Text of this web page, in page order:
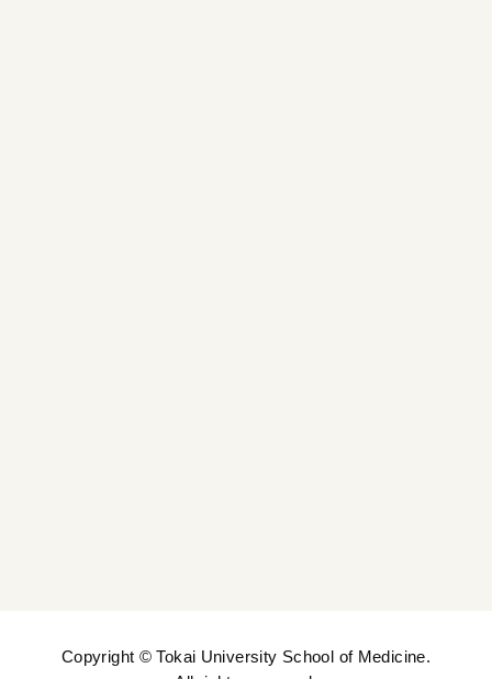
Copyright © Tokai University School of Medicine.